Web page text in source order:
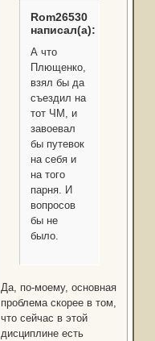
Rom26530
написал(а):
А что
Плющенко,
взял бы да
съездил на
тот ЧМ, и
завоевал
бы путевок
на себя и
на того
парня. И
вопросов
бы не
было.
Да, по-моему, основная
проблема скорее в том,
что сейчас в этой
дисциплине есть